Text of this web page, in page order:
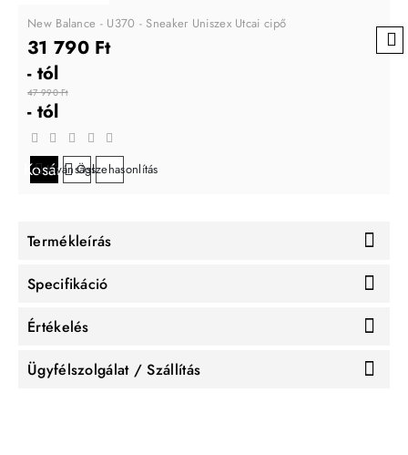
New Balance - U370 - Sneaker Uniszex Utcai cipő
31 790 Ft
- tól
47 990 Ft
- tól
Kosárba
Kívánságlistára
Összehasonlítás
Termékleírás
Specifikáció
Értékelés
Ügyfélszolgálat / Szállítás